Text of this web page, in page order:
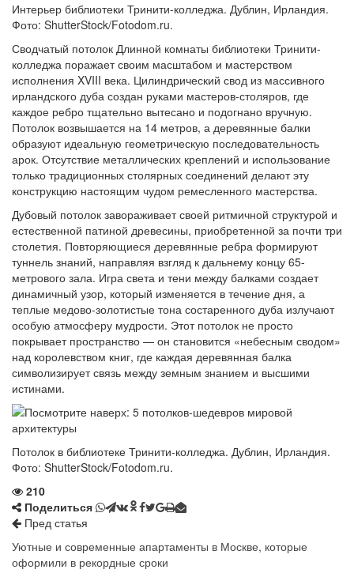
Интерьер библиотеки Тринити-колледжа. Дублин, Ирландия.
Фото: ShutterStock/Fotodom.ru.
Сводчатый потолок Длинной комнаты библиотеки Тринити-
колледжа поражает своим масштабом и мастерством
исполнения XVIII века. Цилиндрический свод из массивного
ирландского дуба создан руками мастеров-столяров, где
каждое ребро тщательно вытесано и подогнано вручную.
Потолок возвышается на 14 метров, а деревянные балки
образуют идеальную геометрическую последовательность
арок. Отсутствие металлических креплений и использование
только традиционных столярных соединений делают эту
конструкцию настоящим чудом ремесленного мастерства.
Дубовый потолок завораживает своей ритмичной структурой и
естественной патиной древесины, приобретенной за почти три
столетия. Повторяющиеся деревянные ребра формируют
туннель знаний, направляя взгляд к дальнему концу 65-
метрового зала. Игра света и тени между балками создает
динамичный узор, который изменяется в течение дня, а
теплые медово-золотистые тона состаренного дуба излучают
особую атмосферу мудрости. Этот потолок не просто
покрывает пространство — он становится «небесным сводом»
над королевством книг, где каждая деревянная балка
символизирует связь между земным знанием и высшими
истинами.
Потолок в библиотеке Тринити-колледжа. Дублин, Ирландия.
Фото: ShutterStock/Fotodom.ru.
210
Поделиться
Пред статья
Уютные и современные апартаменты в Москве, которые
оформили в рекордные сроки